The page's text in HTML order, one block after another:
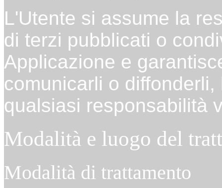
L'Utente si assume la
di terzi pubblicati o
Applicazione e
comunicarli o
qualsiasi responsabilità
Modalità e luogo del
Modalità di trattamento